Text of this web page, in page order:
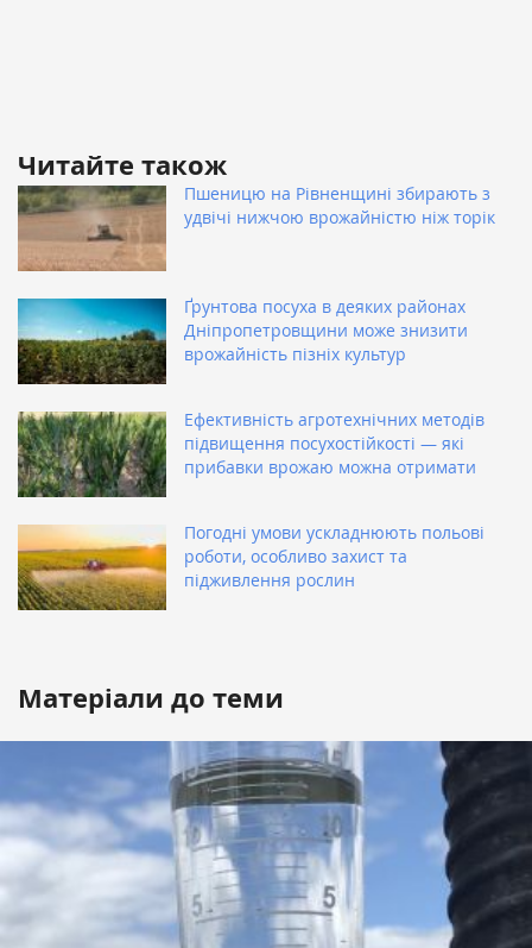
Читайте також
Пшеницю на Рівненщині збирають з
удвічі нижчою врожайністю ніж торік
Ґрунтова посуха в деяких районах
Дніпропетровщини може знизити
врожайність пізніх культур
Ефективність агротехнічних методів
підвищення посухостійкості — які
прибавки врожаю можна отримати
Погодні умови ускладнюють польові
роботи, особливо захист та
підживлення рослин
Матеріали до теми